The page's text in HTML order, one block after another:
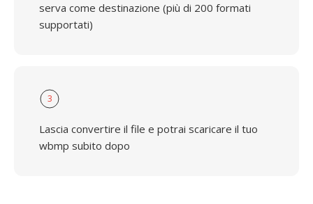
serva come destinazione (più di 200 formati
supportati)
3
Lascia convertire il file e potrai scaricare il tuo
wbmp subito dopo